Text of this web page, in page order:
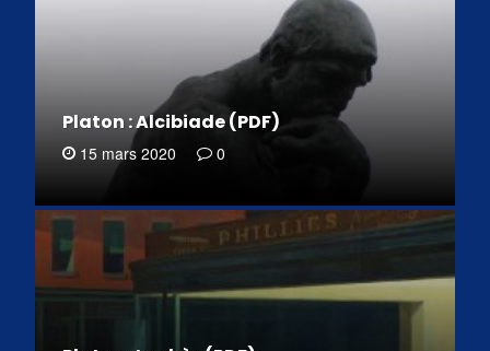
Platon : Alcibiade (PDF)
15 mars 2020 0